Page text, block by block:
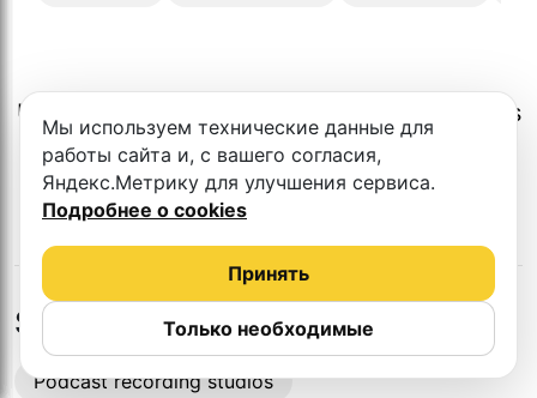
Unfortunately, there is no such studio in this
city.
Studios in nearby cities
Podcast recording studios
Мы используем технические данные для
работы сайта и, с вашего согласия,
Яндекс.Метрику для улучшения сервиса.
Подробнее о cookies
Только необходимые
Принять